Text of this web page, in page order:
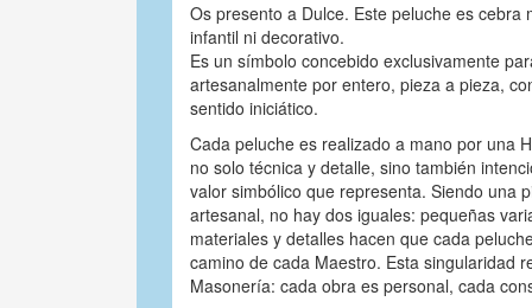
Os presento a Dulce. Este peluche es cebra
infantil ni decorativo.
Es un símbolo concebido exclusivamente
artesanalmente por entero, pieza a pieza,
sentido iniciático.
Cada peluche es realizado a mano por una
no solo técnica y detalle, sino también
valor simbólico que representa. Siendo una
artesanal, no hay dos iguales: pequeñas
materiales y detalles hacen que cada
camino de cada Maestro. Esta singularidad
Masonería: cada obra es personal, cada